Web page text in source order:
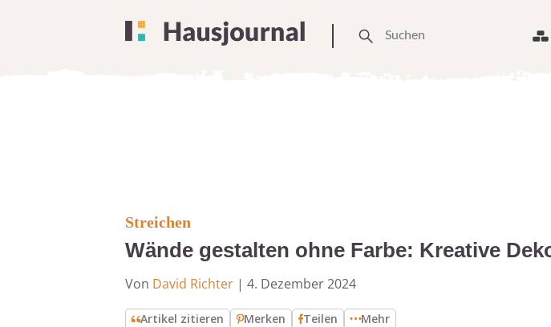
Streichen
Wände gestalten ohne Farbe: Kreative
Von David Richter | 4. Dezember 2024
Artikel zitieren Merken Teilen Mehr